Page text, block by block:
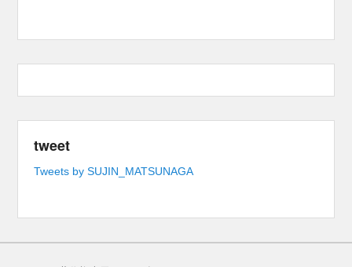
tweet
Tweets by SUJIN_MATSUNAGA